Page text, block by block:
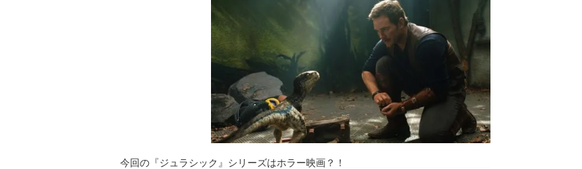
今回の『ジュラシック』シリーズはホラー映画？！